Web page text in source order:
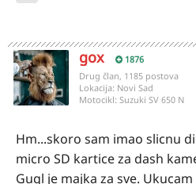
gox 1876
Drug član, 1185 postova
Lokacija: Novi Sad
Motocikl: Suzuki SV 650 N
Hm...skoro sam imao slicnu
micro SD kartice za dash
Gugl je majka za sve.